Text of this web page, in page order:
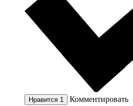
Нравится 1 Комментировать